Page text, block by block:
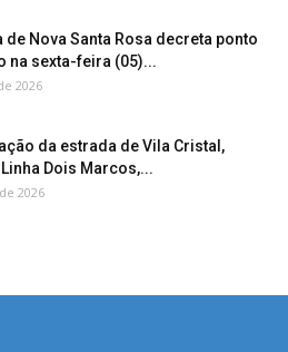
de Nova Santa Rosa decreta ponto
na sexta-feira (05)...
2026
da estrada de Vila Cristal,
Dois Marcos,...
2026